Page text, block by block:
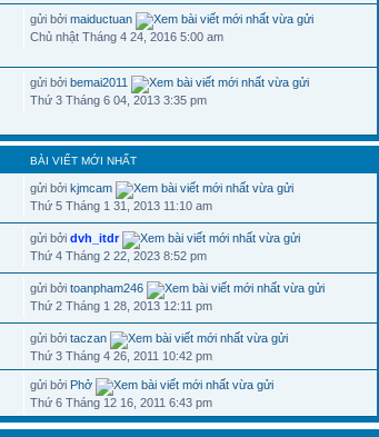
gửi bởimaiductuan
Chủ nhật Tháng 4 24, 2016 5:00 am
gửi bởibemai2011
Thứ 3 Tháng 6 04, 2013 3:35 pm
BÀI VIẾT MỚI NHẤT
gửi bởikjmcam
Thứ 5 Tháng 1 31, 2013 11:10 am
gửi bởidvh_itdr
Thứ 4 Tháng 2 22, 2023 8:52 pm
gửi bởitoanpham246
Thứ 2 Tháng 1 28, 2013 12:11 pm
gửi bởitaczan
Thứ 3 Tháng 4 26, 2011 10:42 pm
gửi bởi Phở
Thứ 6 Tháng 12 16, 2011 6:43 pm